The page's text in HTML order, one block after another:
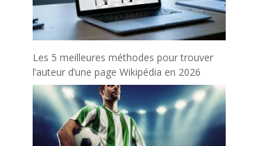
Les 5 meilleures méthodes pour trouver
l’auteur d’une page Wikipédia en 2026